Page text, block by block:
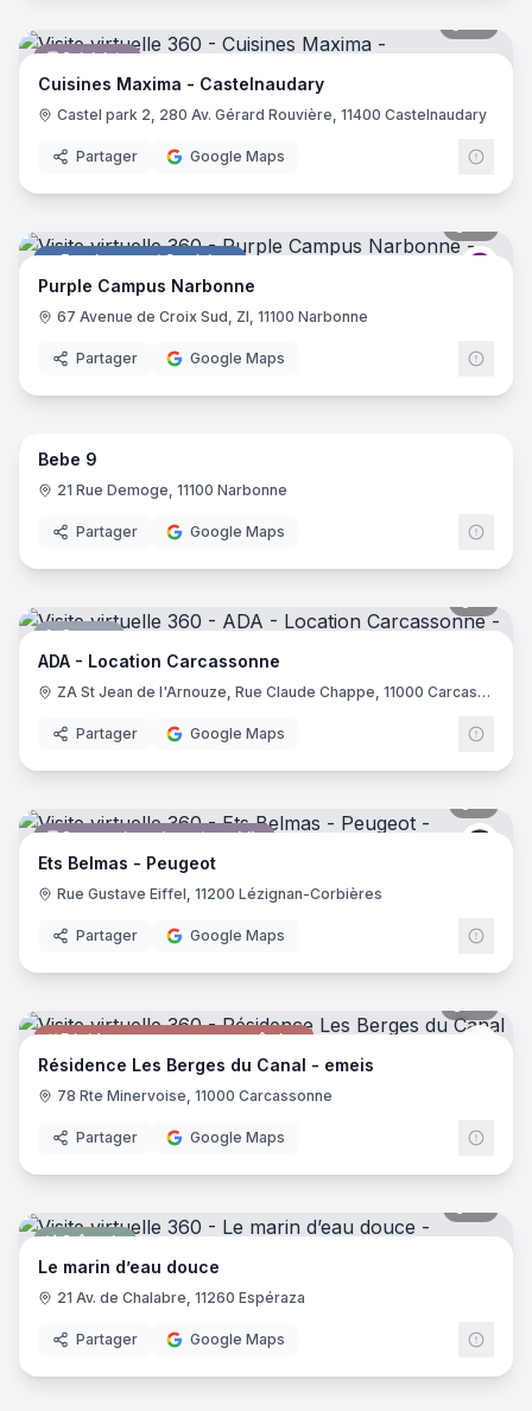
Cuisiniste
Cuisines Maxima - Castelnaudary
Castel park 2, 280 Av. Gérard Rouvière, 11400 Castelnaudary
Partager Google Maps
Enseignement Supérieur
Purple Campus Narbonne
67 Avenue de Croix Sud, ZI, 11100 Narbonne
Partager Google Maps
Vêtements pour enfants
15
Bebe 9
21 Rue Demoge, 11100 Narbonne
Partager Google Maps
Garage
ADA - Location Carcassonne
ZA St Jean de l'Arnouze, Rue Claude Chappe, 11000 Carcassonne
Partager Google Maps
Concessionnaire automobile
Ets Belmas - Peugeot
Rue Gustave Eiffel, 11200 Lézignan-Corbières
Partager Google Maps
Résidence pour personnes âgées
Résidence Les Berges du Canal - emeis
78 Rte Minervoise, 11000 Carcassonne
Partager Google Maps
Crêperie
Le marin d’eau douce
21 Av. de Chalabre, 11260 Espéraza
Partager Google Maps